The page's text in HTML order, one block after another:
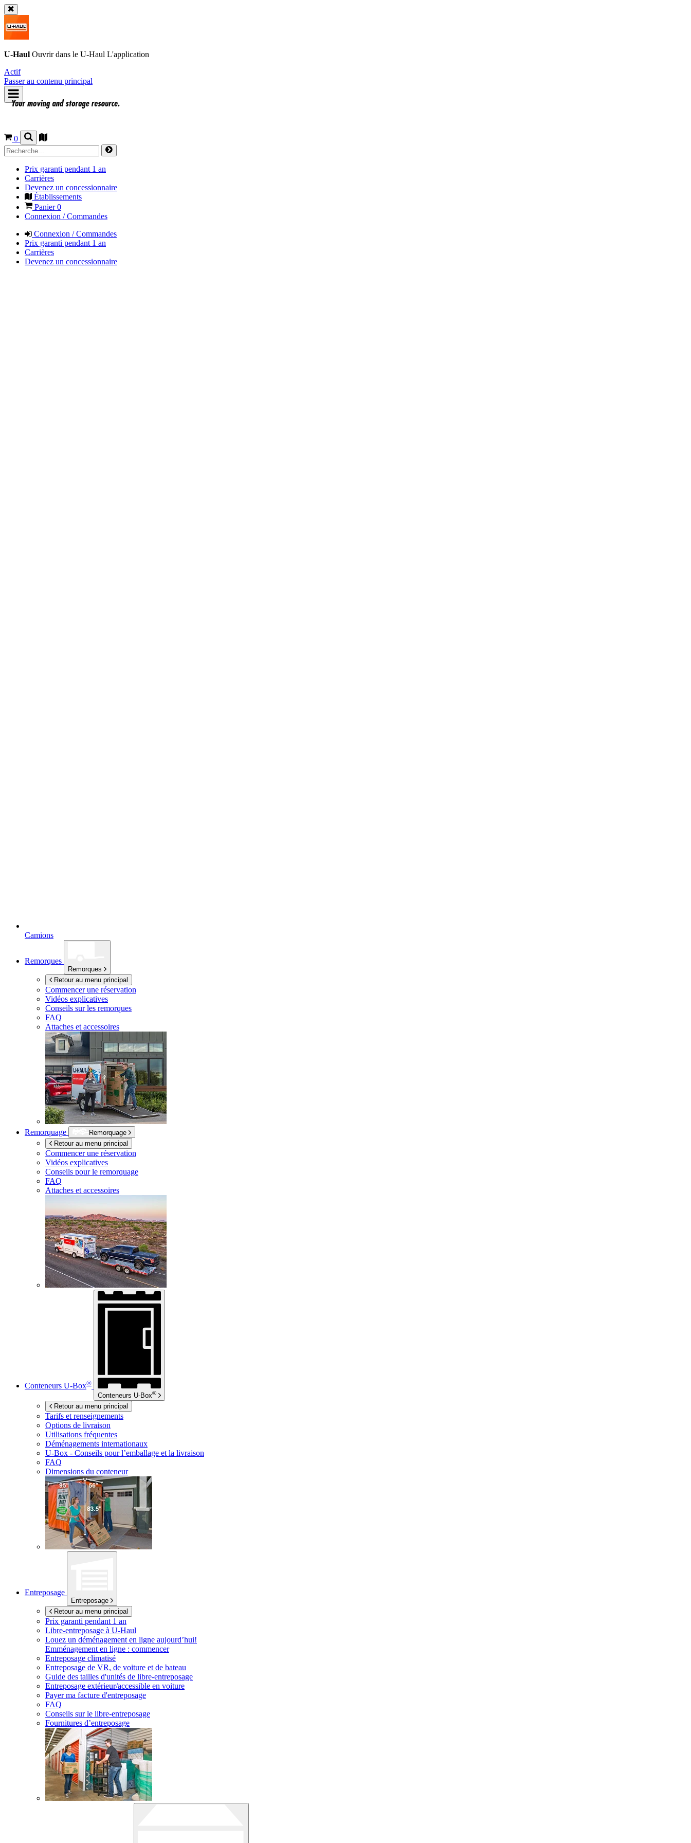
U-Haul Ouvrir dans le U-Haul L'application
Actif
Passer au contenu principal
0
Prix garanti pendant 1 an
Carrières
Devenez un concessionnaire
Établissements
Panier0
Connexion / Commandes
Connexion / Commandes
Prix garanti pendant 1 an
Carrières
Devenez un concessionnaire
Camions
Remorques
Remorques
Retour au menu principal
Commencer une réservation
Vidéos explicatives
Conseils sur les remorques
FAQ
Attaches et accessoires
Remorquage
Remorquage
Retour au menu principal
Commencer une réservation
Vidéos explicatives
Conseils pour le remorquage
FAQ
Attaches et accessoires
Conteneurs U-Box®
Conteneurs U-Box®
Retour au menu principal
Tarifs et renseignements
Options de livraison
Utilisations fréquentes
Déménagements internationaux
U-Box - Conseils pour l’emballage et la livraison
FAQ
Dimensions du conteneur
Entreposage
Entreposage
Retour au menu principal
Prix garanti pendant 1 an
Libre-entreposage à U-Haul
Louez un déménagement en ligne aujourd’hui!
Emménagement en ligne : commencer
Entreposage climatisé
Entreposage de VR, de voiture et de bateau
Guide des tailles d'unités de libre-entreposage
Entreposage extérieur/accessible en voiture
Payer ma facture d'entreposage
FAQ
Conseils sur le libre-entreposage
Fournitures d’entreposage